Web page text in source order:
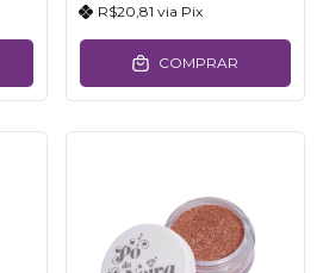
R$20,81 via Pix
COMPRAR